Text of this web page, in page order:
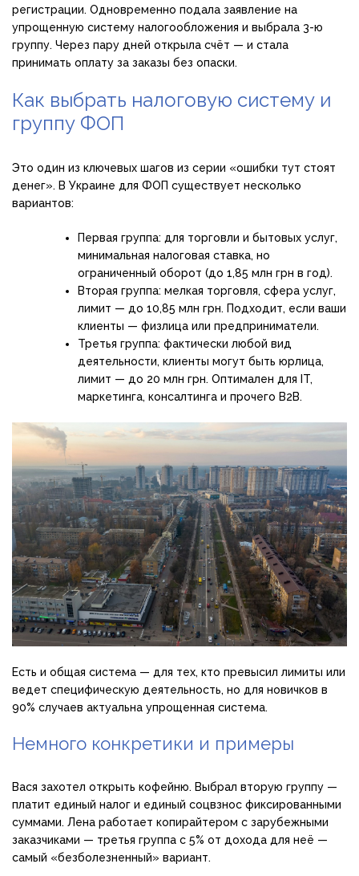
регистрации. Одновременно подала заявление на
упрощенную систему налогообложения и выбрала 3-ю
группу. Через пару дней открыла счёт — и стала
принимать оплату за заказы без опаски.
Как выбрать налоговую систему и
группу ФОП
Это один из ключевых шагов из серии «ошибки тут стоят
денег». В Украине для ФОП существует несколько
вариантов:
Первая группа: для торговли и бытовых услуг,
минимальная налоговая ставка, но
ограниченный оборот (до 1,85 млн грн в год).
Вторая группа: мелкая торговля, сфера услуг,
лимит — до 10,85 млн грн. Подходит, если ваши
клиенты — физлица или предприниматели.
Третья группа: фактически любой вид
деятельности, клиенты могут быть юрлица,
лимит — до 20 млн грн. Оптимален для IT,
маркетинга, консалтинга и прочего B2B.
Есть и общая система — для тех, кто превысил лимиты или
ведет специфическую деятельность, но для новичков в
90% случаев актуальна упрощенная система.
Немного конкретики и примеры
Вася захотел открыть кофейню. Выбрал вторую группу —
платит единый налог и единый соцвзнос фиксированными
суммами. Лена работает копирайтером с зарубежными
заказчиками — третья группа с 5% от дохода для неё —
самый «безболезненный» вариант.